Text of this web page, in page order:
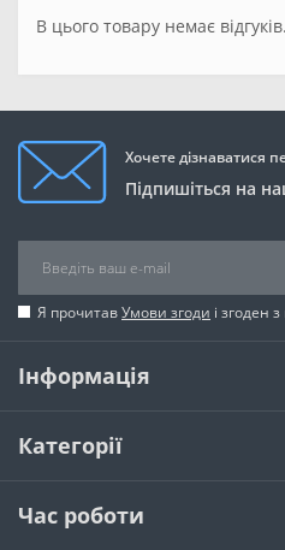
В цього товару немає відгуків.
Хочете дізнаватися
Підпишіться на
Я прочитавУмови згоди і згоден
Інформація
Категорії
Час роботи